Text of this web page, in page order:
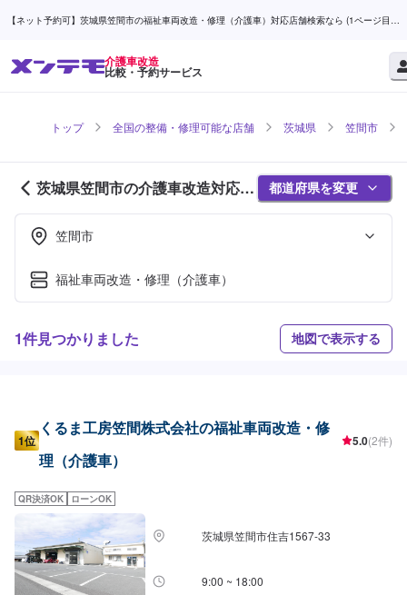
【ネット予約可】茨城県笠間市の福祉車両改造・修理（介護車）対応店舗検索なら (1ページ目) |
介護車改造
比較・予約サービス
トップ 全国の整備・修理可能な店舗 茨城県 笠間市
茨城県笠間市の介護車改造対応店
舗紹介 (1ページ目)
都道府県を変更
笠間市
福祉車両改造・修理（介護車）
1件見つかりました 地図で表示する
1位
くるま工房笠間株式会社の福祉車両改造・修
理（介護車）
5.0(2件)
QR決済OK ローンOK
茨城県笠間市住吉1567-33
9:00 ~ 18:00